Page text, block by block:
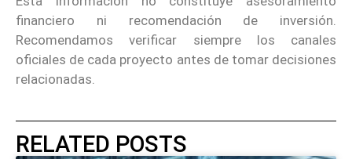
financiero ni recomendación de inversión.
Recomendamos verificar siempre los canales
oficiales de cada proyecto antes de tomar decisiones
relacionadas.
RELATED POSTS